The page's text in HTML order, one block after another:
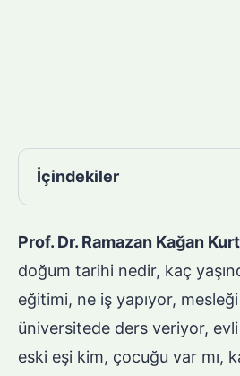
İçindekiler
Prof. Dr. Ramazan Kağan
doğum tarihi nedir, kaç
eğitimi, ne iş yapıyor,
üniversitede ders veriyor, evli
eski eşi kim, çocuğu var mı,